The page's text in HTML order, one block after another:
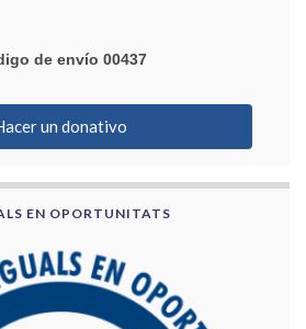
de envío 00437
un donativo
EN OPORTUNITATS